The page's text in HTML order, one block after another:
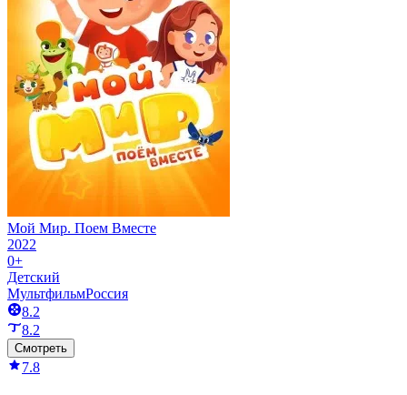
Мой Мир. Поем Вместе
2022
0+
Детский
МультфильмРоссия
8.2
8.2
Смотреть
7.8